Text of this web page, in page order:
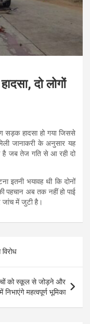
दो लोगों
हादसा हो गया जिससे
जानाकरी के अनुसार यह
है जब तेज गति से आ रही दो
इतनी भयावह थी कि दोनों
पहचान अब तक नहीं हो पाई
जांच में जुटी है।
को स्कूल से जोड़ने और
महत्वपूर्ण भूमिका